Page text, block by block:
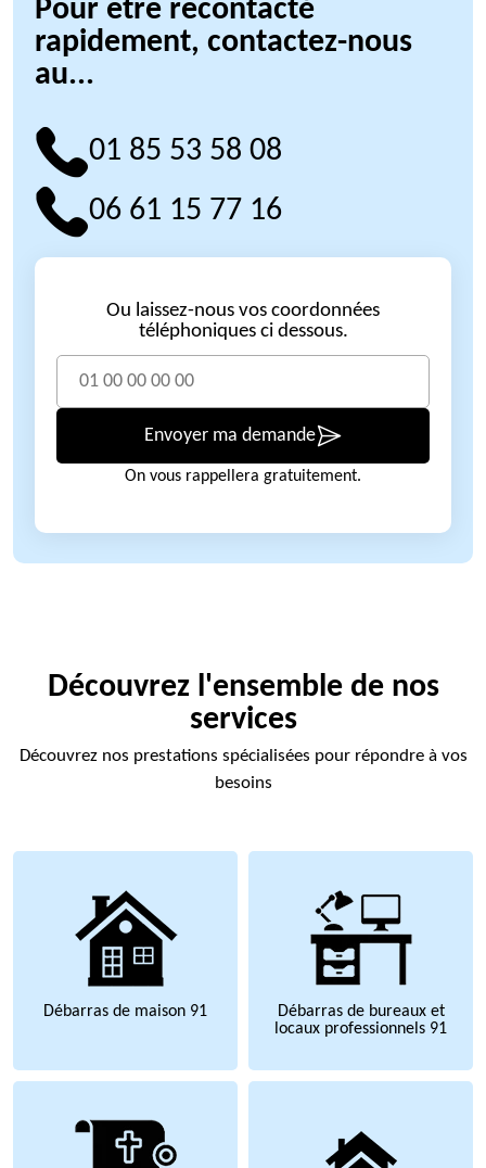
Pour être recontacté
rapidement, contactez-nous
au...
01 85 53 58 08
06 61 15 77 16
Ou laissez-nous vos coordonnées
téléphoniques ci dessous.
Envoyer ma demande
On vous rappellera gratuitement.
Découvrez l'ensemble de nos
services
Découvrez nos prestations spécialisées pour répondre à vos
besoins
Débarras de maison 91
Débarras de bureaux et
locaux professionnels 91